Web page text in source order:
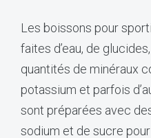
Les boissons pour
faites d’eau, de
quantités de minéraux
potassium et parfois
sont préparées avec
sodium et de sucre